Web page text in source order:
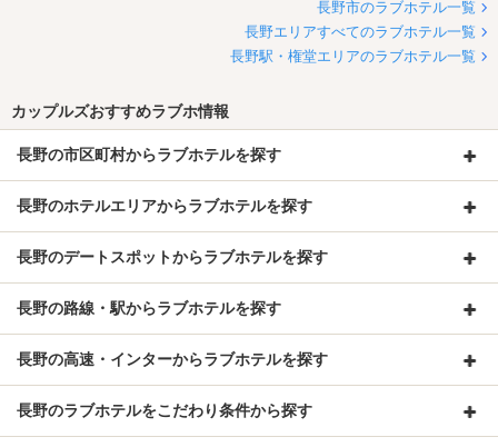
長野市のラブホテル一覧
長野エリアすべてのラブホテル一覧
長野駅・権堂エリアのラブホテル一覧
カップルズおすすめラブホ情報
長野の市区町村からラブホテルを探す
長野のホテルエリアからラブホテルを探す
長野のデートスポットからラブホテルを探す
長野の路線・駅からラブホテルを探す
長野の高速・インターからラブホテルを探す
長野のラブホテルをこだわり条件から探す